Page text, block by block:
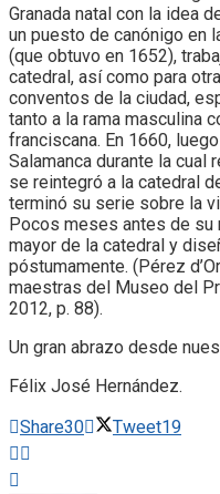
Granada natal con la idea
un puesto de canónigo en
(que obtuvo en 1652),
catedral, así como para
conventos de la ciudad,
tanto a la rama masculina
franciscana. En 1660,
Salamanca durante la
se reintegró a la catedral
terminó su serie sobre la
Pocos meses antes de
mayor de la catedral y
póstumamente. (Pérez
maestras del Museo del
2012, p. 88).
Un gran abrazo desde
Félix José Hernández.
Share30 Tweet19